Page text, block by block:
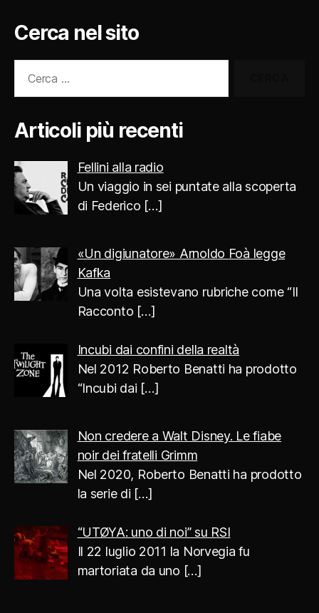
Cerca nel sito
Articoli più recenti
Fellini alla radio
Un viaggio in sei puntate alla scoperta
di Federico […]
«Un digiunatore» Arnoldo Foà legge
Kafka
Una volta esistevano rubriche come “Il
Racconto […]
Incubi dai confini della realtà
Nel 2012 Roberto Benatti ha prodotto
“Incubi dai […]
Non credere a Walt Disney. Le fiabe
noir dei fratelli Grimm
Nel 2020, Roberto Benatti ha prodotto
la serie di […]
“UTØYA: uno di noi” su RSI
Il 22 luglio 2011 la Norvegia fu
martoriata da uno […]